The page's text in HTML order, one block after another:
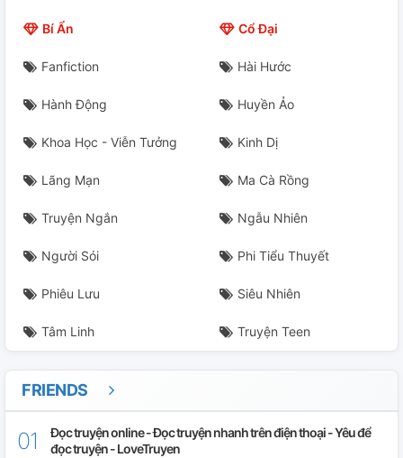
Bí Ẩn Cổ Đại
Fanfiction Hài Hước
Hành Động Huyền Ảo
Khoa Học - Viễn Tưởng Kinh Dị
Lãng Mạn Ma Cà Rồng
Truyện Ngắn Ngẫu Nhiên
Người Sói Phi Tiểu Thuyết
Phiêu Lưu Siêu Nhiên
Tâm Linh Truyện Teen
FRIENDS
Đọc truyện online - Đọc truyện nhanh trên điện thoại - Yêu để
đọc truyện - LoveTruyen